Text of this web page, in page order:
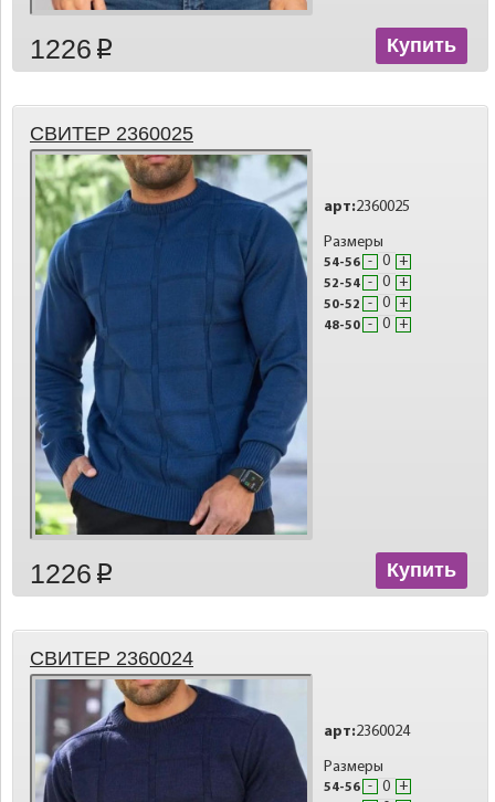
1226 p Купить
СВИТЕР 2360025
арт:2360025
Размеры
54-56 - +
52-54 - +
50-52 - +
48-50 - +
1226 p Купить
СВИТЕР 2360024
арт:2360024
Размеры
54-56 -
+